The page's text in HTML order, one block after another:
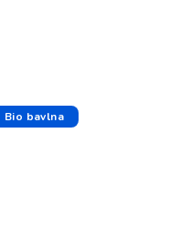
Bio bavlna